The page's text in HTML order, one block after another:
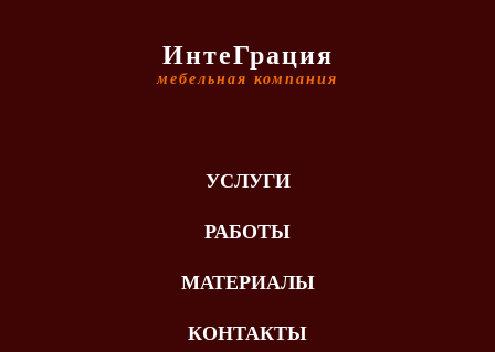
ИнтеГрация
мебельная компания
УСЛУГИ
РАБОТЫ
МАТЕРИАЛЫ
КОНТАКТЫ